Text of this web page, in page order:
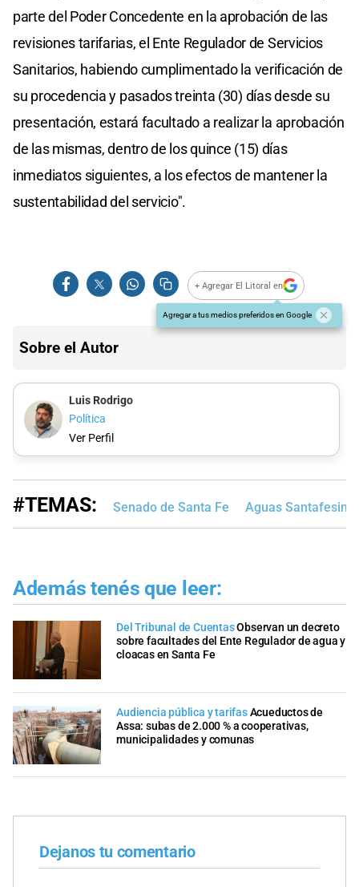
parte del Poder Concedente en la aprobación de las
revisiones tarifarias, el Ente Regulador de Servicios
Sanitarios, habiendo cumplimentado la verificación de
su procedencia y pasados treinta (30) días desde su
presentación, estará facultado a realizar la aprobación
de las mismas, dentro de los quince (15) días
inmediatos siguientes, a los efectos de mantener la
sustentabilidad del servicio".
+ Agregar El Litoral en
Agregar a tus medios preferidos en Google
Sobre el Autor
Luis Rodrigo
Política
Ver Perfil
#TEMAS: Senado de Santa Fe Aguas
Además tenés que leer:
Del Tribunal de CuentasObservan un decreto
sobre facultades del Ente Regulador de agua y
cloacas en Santa Fe
Audiencia pública y tarifasAcueductos de
Assa: subas de 2.000 % a cooperativas,
municipalidades y comunas
Dejanos tu comentario